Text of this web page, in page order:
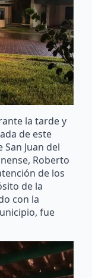
de este
Juan del
Roberto
de los
de la
con la
fue